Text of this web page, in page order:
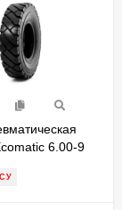
6.00-9
погрузчика